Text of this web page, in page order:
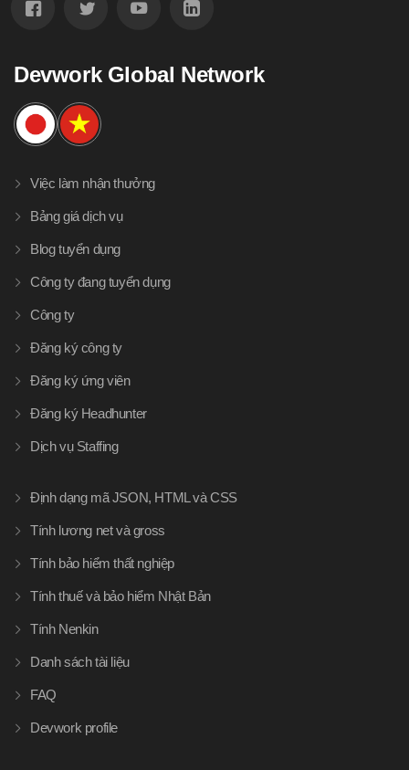
Devwork Global Network
Việc làm nhận thưởng
Bảng giá dịch vụ
Blog tuyển dụng
Công ty đang tuyển dụng
Công ty
Đăng ký công ty
Đăng ký ứng viên
Đăng ký Headhunter
Dịch vụ Staffing
Định dạng mã JSON, HTML và CSS
Tính lương net và gross
Tính bảo hiểm thất nghiệp
Tính thuế và bảo hiểm Nhật Bản
Tính Nenkin
Danh sách tài liệu
FAQ
Devwork profile